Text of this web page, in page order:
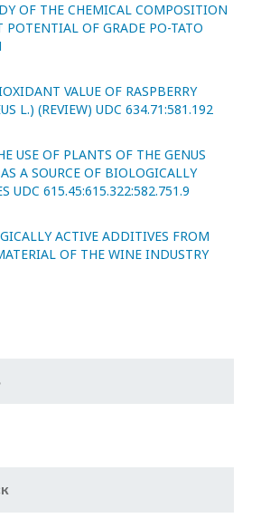
OF THE CHEMICAL COMPOSITION
OF GRADE PO-TATO
VALUE OF RASPBERRY
L.) (REVIEW) UDC 634.71:581.192
USE OF PLANTS OF THE GENUS
A SOURCE OF BIOLOGICALLY
UDC 615.45:615.322:582.751.9
ACTIVE ADDITIVES FROM
OF THE WINE INDUSTRY